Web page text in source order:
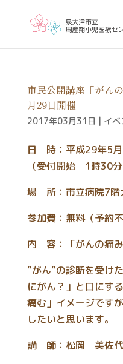
市民公開講座「がん
月29日開催
2017年03月31日 | イベ
日 時：平成29年5
（受付開始 1時30分
場 所：市立病院7階
参加費：無料（予約不
内 容：「がんの痛み
”がん”の診断を受け
にがん？」と口にす
痛む」イメージです
したいと思います。
講 師：松岡 美佐